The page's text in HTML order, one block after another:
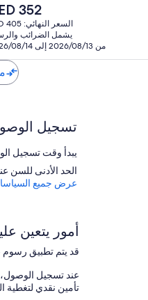
السعر
الحالي
هو
AED
352
352
السعر النهائي: AED 405
يشمل الضرائب
من 2026/08/13 إلى 2026/08/14
تسجيل
يبدأ وقت تسجيل
الحد الأدنى للسن
عرض جميع
أمور يتعين
قد يتم تطبيق
عند تسجيل
تأمين نقدي لتغطية